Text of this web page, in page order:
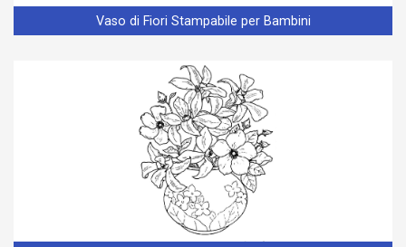
Vaso di Fiori Stampabile per Bambini